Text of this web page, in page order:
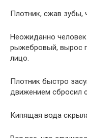
Плотник, сжав зубы,
Неожиданно
рыжебровый, вырос
лицо.
Плотник быстро
движением сбросил
Кипящая вода